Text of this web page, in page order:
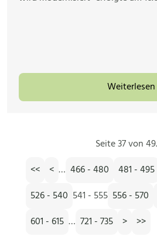
Weiterlesen
Seite 37 von 49.
<<
< … 466 - 480 481 - 495
526 - 540 541 - 555 556 - 570
601 - 615 … 721 - 735 > >>